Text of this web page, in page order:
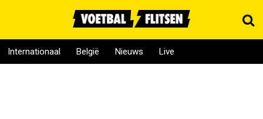
Internationaal België Nieuws Live